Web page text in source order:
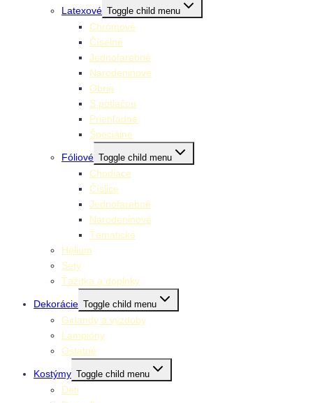
Latexové Toggle child menu
Chrómové
Číselné
Jednofarebné
Narodeninové
Obrie
S potlačou
Priehľadné
Špeciálne
Fóliové Toggle child menu
Chodiace
Číslice
Jednofarebné
Narodeninové
Tématické
Hélium
Sety
Ťažítka a doplnky
Dekorácie Toggle child menu
Girlandy a výzdoby
Lampióny
Ostatné
Kostýmy Toggle child menu
Deti